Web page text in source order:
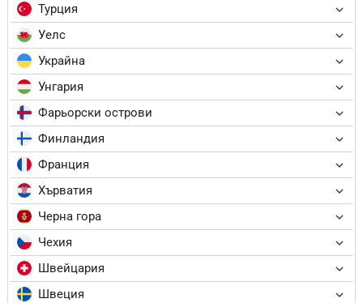
Турция
Уелс
Украйна
Унгария
Фарьорски острови
Финландия
Франция
Хърватия
Черна гора
Чехия
Швейцария
Швеция